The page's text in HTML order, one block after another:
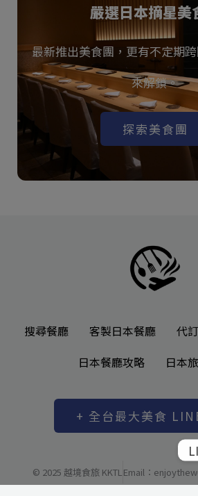
嚴選日本摘星美
最新推出美食團，更有不定期
來解鎖。
探索美食團
搜尋餐廳 客製日本餐廳 代
日本餐廳攻略
日本
+ 全台最大美食
© 2025 越境食旅 KKTLEmail：